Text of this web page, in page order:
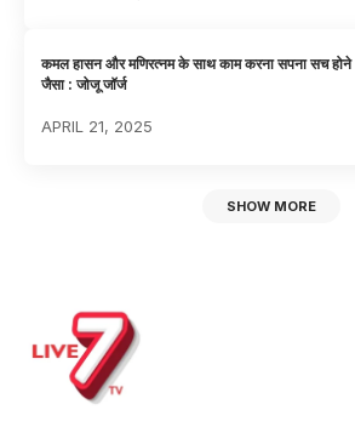
कमल हासन और मणिरत्नम के साथ काम करना सपना सच होने
जैसा : जोजू जॉर्ज
APRIL 21, 2025
SHOW MORE